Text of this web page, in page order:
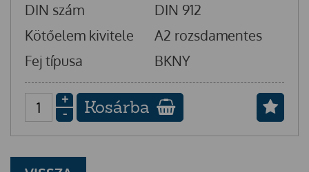
DIN szám
DIN 912
Kötőelem kivitele
A2 rozsdamentes
Fej típusa
BKNY
+
-
Kosárba